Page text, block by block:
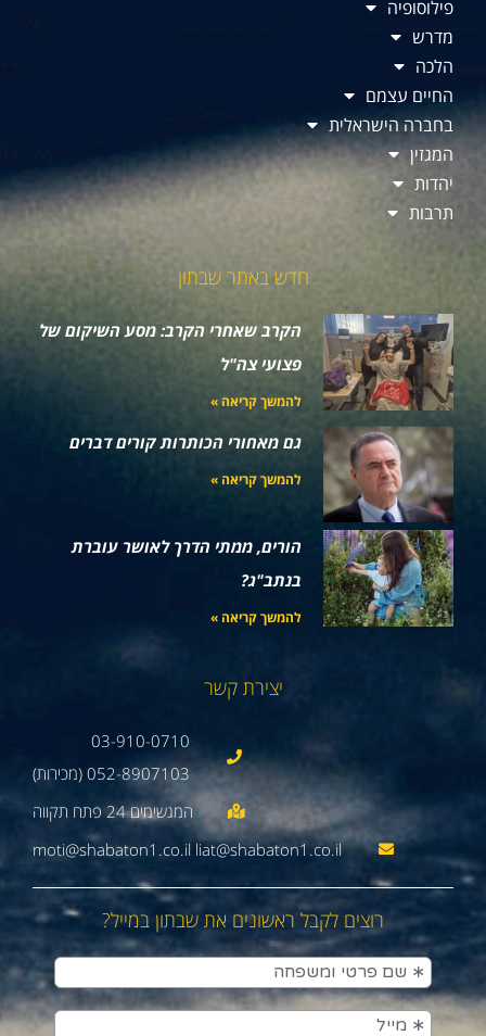
פילוסופיה
מדרש
הלכה
החיים עצמם
בחברה הישראלית
המגזין
יהדות
תרבות
חדש באתר שבתון
הקרב שאחרי הקרב: מסע השיקום של
פצועי צה"ל
להמשך קריאה »
גם מאחורי הכותרות קורים דברים
להמשך קריאה »
הורים, ממתי הדרך לאושר עוברת
בנתב"ג?
להמשך קריאה »
יצירת קשר
03-910-0710
052-8907103 (מכירות)
moti@shabaton1.co.il liat@shabaton1.co.il
רוצים לקבל ראשונים את שבתון במייל?